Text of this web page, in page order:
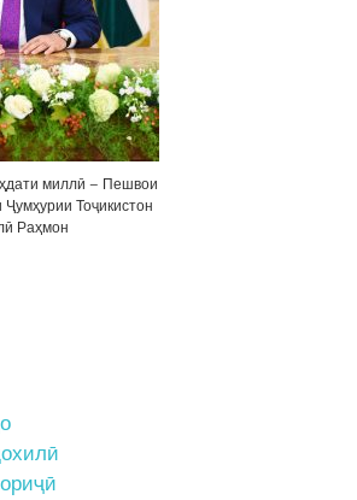
миллӣ – Пешвои
Тоҷикистон
Раҳмон